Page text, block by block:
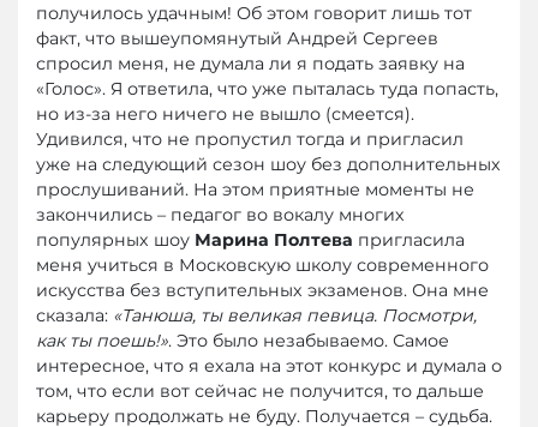
получилось удачным! Об этом говорит лишь тот
факт, что вышеупомянутый Андрей Сергеев
спросил меня, не думала ли я подать заявку на
«Голос». Я ответила, что уже пыталась туда попасть,
но из-за него ничего не вышло (смеется).
Удивился, что не пропустил тогда и пригласил
уже на следующий сезон шоу без дополнительных
прослушиваний. На этом приятные моменты не
закончились – педагог во вокалу многих
популярных шоу Марина Полтева пригласила
меня учиться в Московскую школу современного
искусства без вступительных экзаменов. Она мне
сказала: «Танюша, ты великая певица. Посмотри,
как ты поешь!». Это было незабываемо. Самое
интересное, что я ехала на этот конкурс и думала о
том, что если вот сейчас не получится, то дальше
карьеру продолжать не буду. Получается – судьба.